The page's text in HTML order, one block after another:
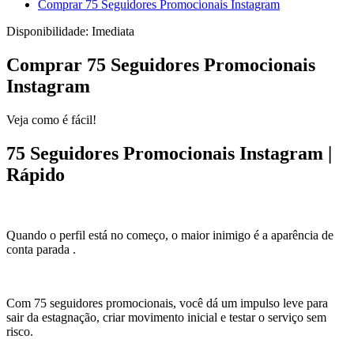
Comprar 75 Seguidores Promocionais Instagram
Disponibilidade: Imediata
Comprar 75 Seguidores Promocionais
Instagram
Veja como é fácil!
75 Seguidores Promocionais Instagram |
Rápido
Quando o perfil está no começo, o maior inimigo é a aparência de
conta parada .
Com 75 seguidores promocionais, você dá um impulso leve para
sair da estagnação, criar movimento inicial e testar o serviço sem
risco.